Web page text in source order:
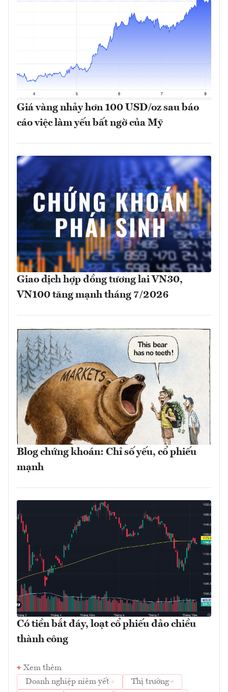
Giá vàng nhảy hơn 100 USD/oz sau báo
cáo việc làm yếu bất ngờ của Mỹ
Giao dịch hợp đồng tương lai VN30,
VN100 tăng mạnh tháng 7/2026
Blog chứng khoán: Chỉ số yếu, cổ phiếu
mạnh
Có tiền bắt đáy, loạt cổ phiếu đảo chiều
thành công
Xem thêm
Doanh nghiệp niêm yết
Thị trường